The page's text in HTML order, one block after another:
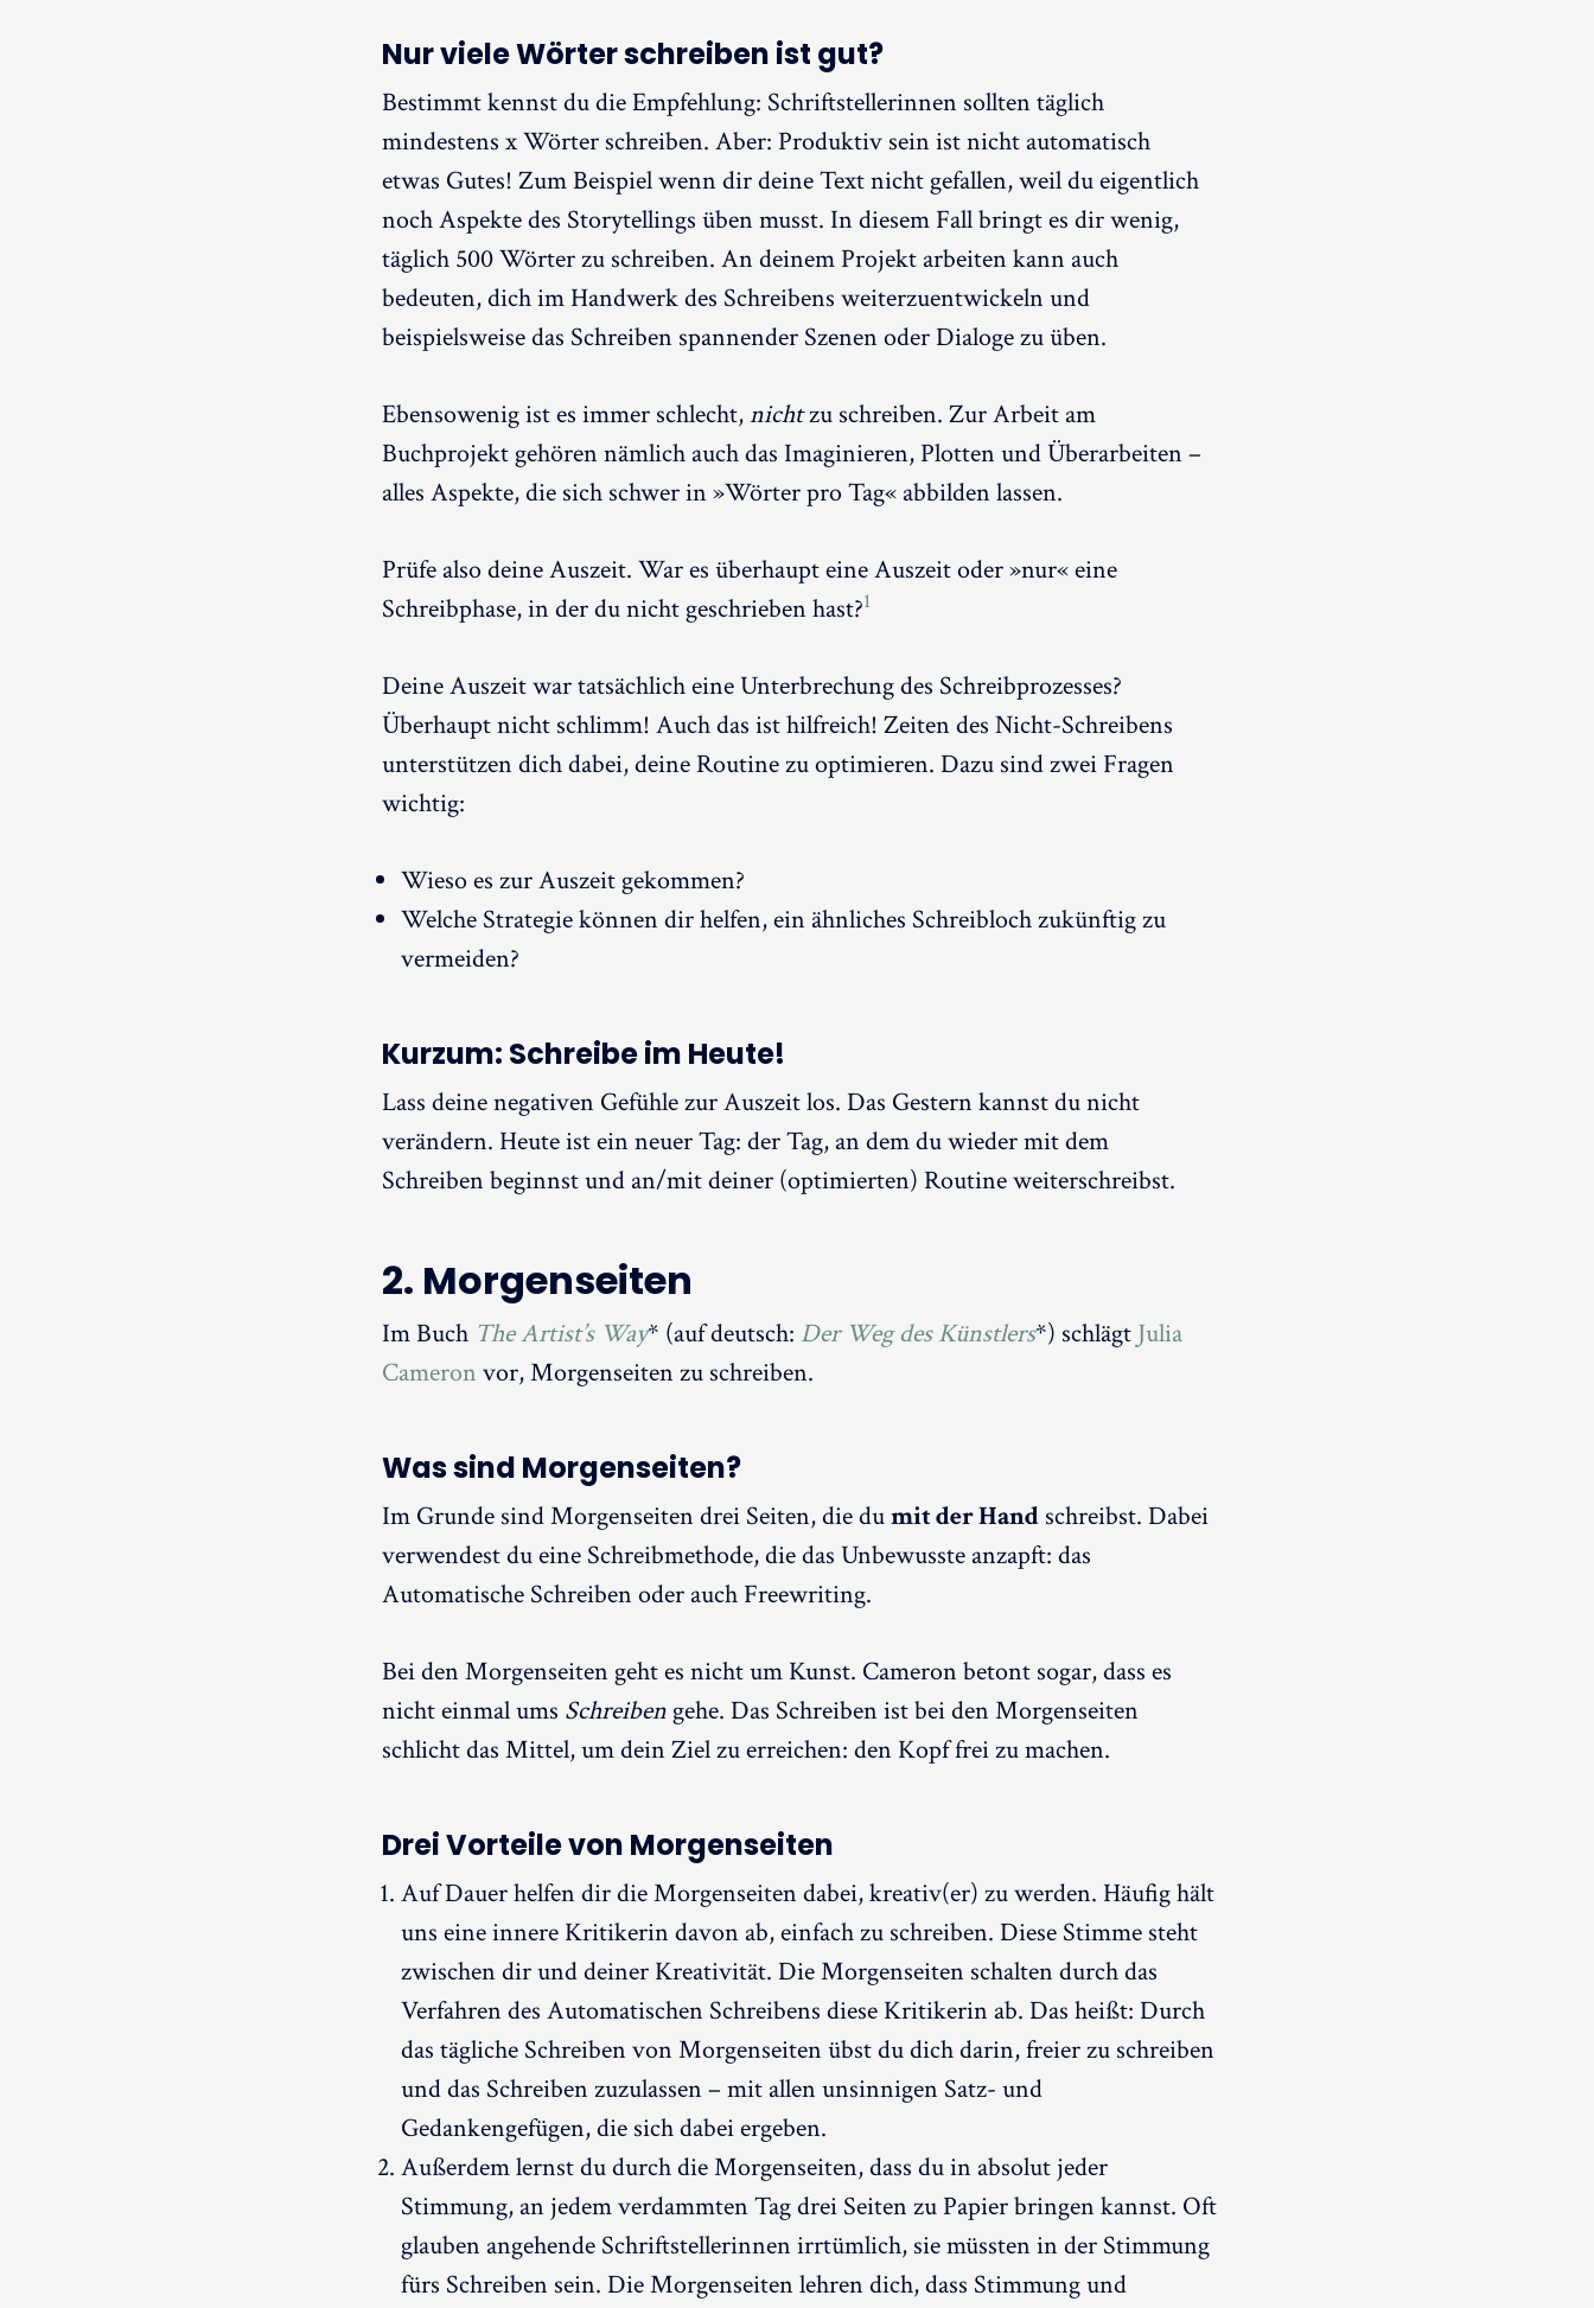
Nur viele Wörter schreiben ist gut?
Bestimmt kennst du die Empfehlung: Schriftstellerinnen sollten täglich
mindestens x Wörter schreiben. Aber: Produktiv sein ist nicht automatisch
etwas Gutes! Zum Beispiel wenn dir deine Text nicht gefallen, weil du eigentlich
noch Aspekte des Storytellings üben musst. In diesem Fall bringt es dir wenig,
täglich 500 Wörter zu schreiben. An deinem Projekt arbeiten kann auch
bedeuten, dich im Handwerk des Schreibens weiterzuentwickeln und
beispielsweise das Schreiben spannender Szenen oder Dialoge zu üben.
Ebensowenig ist es immer schlecht,nichtzu schreiben. Zur Arbeit am
Buchprojekt gehören nämlich auch das Imaginieren, Plotten und Überarbeiten –
alles Aspekte, die sich schwer in »Wörter pro Tag« abbilden lassen.
Prüfe also deine Auszeit. War es überhaupt eine Auszeit oder »nur« eine
Schreibphase, in der du nicht geschrieben hast?1
Deine Auszeit war tatsächlich eine Unterbrechung des Schreibprozesses?
Überhaupt nicht schlimm! Auch das ist hilfreich! Zeiten des Nicht-Schreibens
unterstützen dich dabei, deine Routine zu optimieren. Dazu sind zwei Fragen
wichtig:
Wieso es zur Auszeit gekommen?
Welche Strategie können dir helfen, ein ähnliches Schreibloch zukünftig zu
vermeiden?
Kurzum: Schreibe im Heute!
Lass deine negativen Gefühle zur Auszeit los. Das Gestern kannst du nicht
verändern. Heute ist ein neuer Tag: der Tag, an dem du wieder mit dem
Schreiben beginnst und an/mit deiner (optimierten) Routine weiterschreibst.
2. Morgenseiten
Im Buch The Artist’s Way* (auf deutsch: Der Weg des Künstlers*) schlägt Julia
Cameron vor, Morgenseiten zu schreiben.
Was sind Morgenseiten?
Im Grunde sind Morgenseiten drei Seiten, die dumit der Hand schreibst. Dabei
verwendest du eine Schreibmethode, die das Unbewusste anzapft: das
Automatische Schreiben oder auch Freewriting.
Bei den Morgenseiten geht es nicht um Kunst. Cameron betont sogar, dass es
nicht einmal ums Schreiben gehe. Das Schreiben ist bei den Morgenseiten
schlicht das Mittel, um dein Ziel zu erreichen: den Kopf frei zu machen.
Drei Vorteile von Morgenseiten
Auf Dauer helfen dir die Morgenseiten dabei, kreativ(er) zu werden. Häufig hält
uns eine innere Kritikerin davon ab, einfach zu schreiben. Diese Stimme steht
zwischen dir und deiner Kreativität. Die Morgenseiten schalten durch das
Verfahren des Automatischen Schreibens diese Kritikerin ab. Das heißt: Durch
das tägliche Schreiben von Morgenseiten übst du dich darin, freier zu schreiben
und das Schreiben zuzulassen – mit allen unsinnigen Satz- und
Gedankengefügen, die sich dabei ergeben.
Außerdem lernst du durch die Morgenseiten, dass du in absolut jeder
Stimmung, an jedem verdammten Tag drei Seiten zu Papier bringen kannst. Oft
glauben angehende Schriftstellerinnen irrtümlich, sie müssten in der Stimmung
fürs Schreiben sein. Die Morgenseiten lehren dich, dass Stimmung und